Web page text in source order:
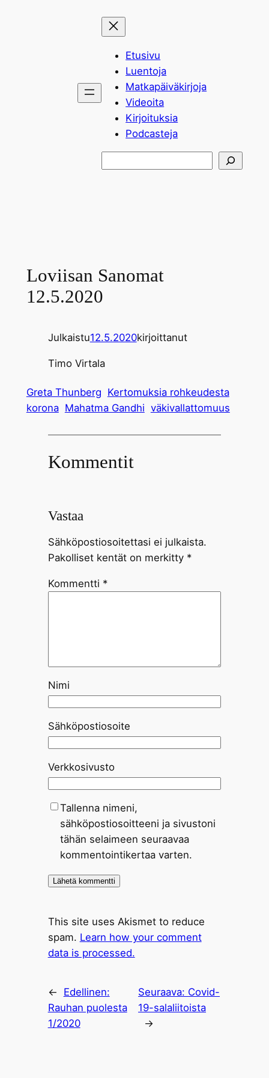
Etusivu
Luentoja
Matkapäiväkirjoja
Videoita
Kirjoituksia
Podcasteja
Loviisan Sanomat
12.5.2020
Julkaistu12.5.2020kirjoittanut
Timo Virtala
Greta Thunberg Kertomuksia rohkeudesta
korona Mahatma Gandhi väkivallattomuus
Kommentit
Vastaa
Sähköpostiosoitettasi ei julkaista.
Pakolliset kentät on merkitty *
Kommentti *
Nimi
Sähköpostiosoite
Verkkosivusto
Tallenna nimeni,
sähköpostiosoitteeni ja sivustoni
tähän selaimeen seuraavaa
kommentointikertaa varten.
This site uses Akismet to reduce
spam. Learn how your comment
data is processed.
←
Edellinen:
Rauhan puolesta
1/2020
Seuraava: Covid-
19-salaliitoista
→